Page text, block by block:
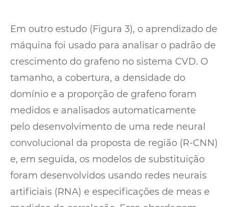
Em outro estudo (Figura 3), o aprendizado de
máquina foi usado para analisar o padrão de
crescimento do grafeno no sistema CVD. O
tamanho, a cobertura, a densidade do
domínio e a proporção de grafeno foram
medidos e analisados ​​automaticamente
pelo desenvolvimento de uma rede neural
convolucional da proposta de região (R-CNN)
e, em seguida, os modelos de substituição
foram desenvolvidos usando redes neurais
artificiais (RNA) e especificações de meas e